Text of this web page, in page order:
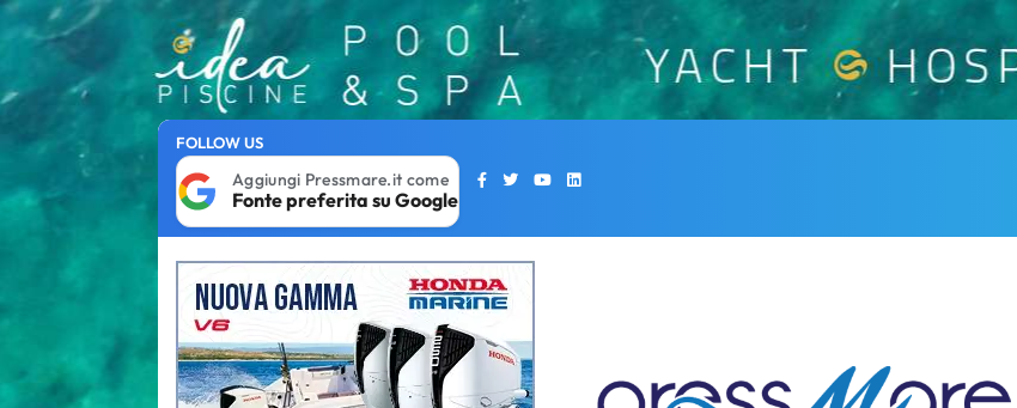
FOLLOW US
Aggiungi Pressmare.it come
Fonte preferita su Google